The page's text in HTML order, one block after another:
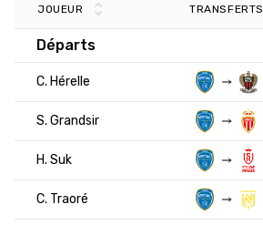
JOUEUR TRANSFERTS
Départs
C. Hérelle
S. Grandsir
H. Suk
C. Traoré